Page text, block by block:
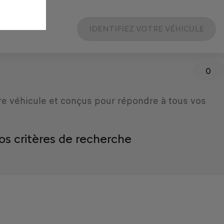
IDENTIFIEZ VOTRE VÉHICULE
0
véhicule et conçus pour répondre à tous vos
critères de recherche